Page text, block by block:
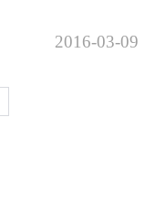
2016-03-09